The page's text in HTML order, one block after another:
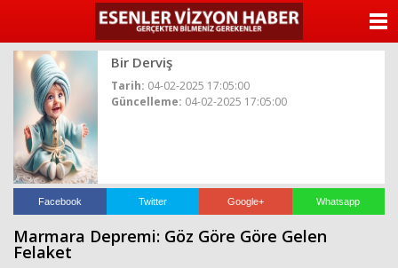
Bir Derviş
Tarih: 04-02-2025 17:05:00
Güncelleme: 04-02-2025 17:05:00
Facebook Twitter Google+ Whatsapp
Marmara Depremi: Göz Göre Göre Gelen
Felaket
ANASAYFA
YAZARLAR
VİDEO GALERİ